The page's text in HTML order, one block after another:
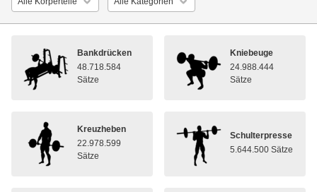
Bankdrücken
48.718.584
Sätze
Kniebeuge
24.988.444
Sätze
Kreuzheben
22.978.599
Sätze
Schulterpresse
5.644.500 Sätze